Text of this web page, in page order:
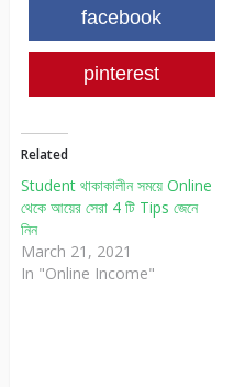
facebook
pinterest
Related
Student থাকাকালীন সময়ে Online
থেকে আয়ের সেরা 4 টি Tips জেনে
নিন
March 21, 2021
In "Online Income"